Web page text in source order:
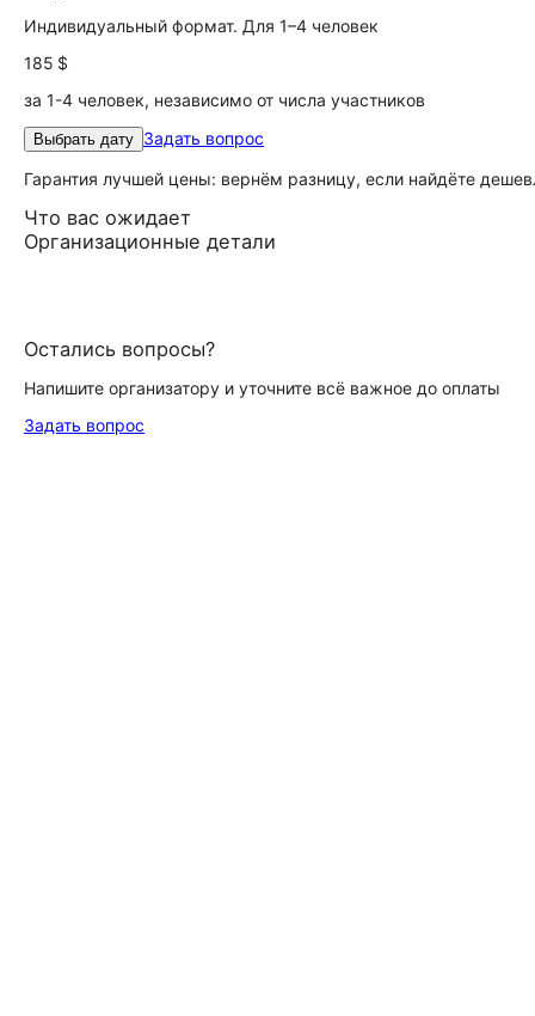
Индивидуальный формат. Для 1–4 человек
185 $
за 1-4 человек, независимо от числа участников
Выбрать дату Задать вопрос
Гарантия лучшей цены: вернём разницу, если найдёте
Что вас ожидает
Организационные детали
Остались вопросы?
Напишите организатору и уточните всё важное до оплаты
Задать вопрос